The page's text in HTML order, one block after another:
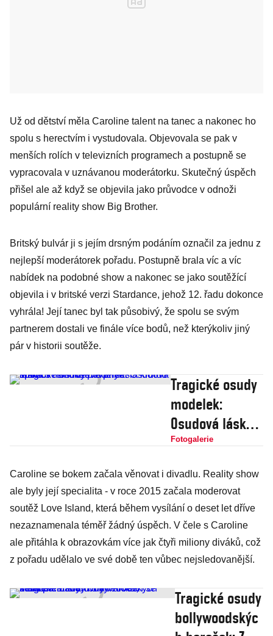
Už od dětství měla Caroline talent na tanec a nakonec ho
spolu s herectvím i vystudovala. Objevovala se pak v
menších rolích v televizních programech a postupně se
vypracovala v uznávanou moderátorku. Skutečný úspěch
přišel ale až když se objevila jako průvodce v odnoži
populární reality show Big Brother.
Britský bulvár ji s jejím drsným podáním označil za jednu z
nejlepší moderátorek pořadu. Postupně brala víc a víc
nabídek na podobné show a nakonec se jako soutěžící
objevila i v britské verzi Stardance, jehož 12. řadu dokonce
vyhrála! Její tanec byl tak působivý, že spolu se svým
partnerem dostali ve finále více bodů, než kterýkoliv jiný
pár v historii soutěže.
Tragické osudy
modelek:
Osudová láska s
handicapovaný
Reevě přinesla
krutou smrt
Fotogalerie
Caroline se bokem začala věnovat i divadlu. Reality show
ale byly její specialita - v roce 2015 začala moderovat
soutěž Love Island, která během vysílání o deset let dříve
nezaznamenala téměř žádný úspěch. V čele s Caroline
ale přitáhla k obrazovkám více jak čtyři miliony diváků, což
z pořadu udělalo ve své době ten vůbec nejsledovanější.
Tragické osudy
bollywoodskýc